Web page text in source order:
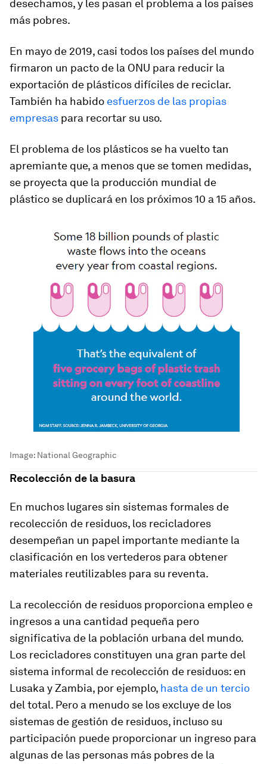
desechamos, y les pasan el problema a los países
más pobres.
En mayo de 2019, casi todos los países del mundo
firmaron un pacto de la ONU para reducir la
exportación de plásticos difíciles de reciclar.
También ha habido esfuerzos de las propias
empresas para recortar su uso.
El problema de los plásticos se ha vuelto tan
apremiante que, a menos que se tomen medidas,
se proyecta que la producción mundial de
plástico se duplicará en los próximos 10 a 15 años.
Image: National Geographic
Recolección de la basura
En muchos lugares sin sistemas formales de
recolección de residuos, los recicladores
desempeñan un papel importante mediante la
clasificación en los vertederos para obtener
materiales reutilizables para su reventa.
La recolección de residuos proporciona empleo e
ingresos a una cantidad pequeña pero
significativa de la población urbana del mundo.
Los recicladores constituyen una gran parte del
sistema informal de recolección de residuos: en
Lusaka y Zambia, por ejemplo, hasta de un tercio
del total. Pero a menudo se los excluye de los
sistemas de gestión de residuos, incluso su
participación puede proporcionar un ingreso para
algunas de las personas más pobres de la